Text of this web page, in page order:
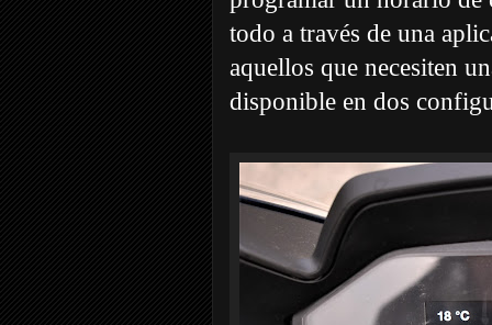
todo a través de una
aquellos que necesiten
disponible en dos